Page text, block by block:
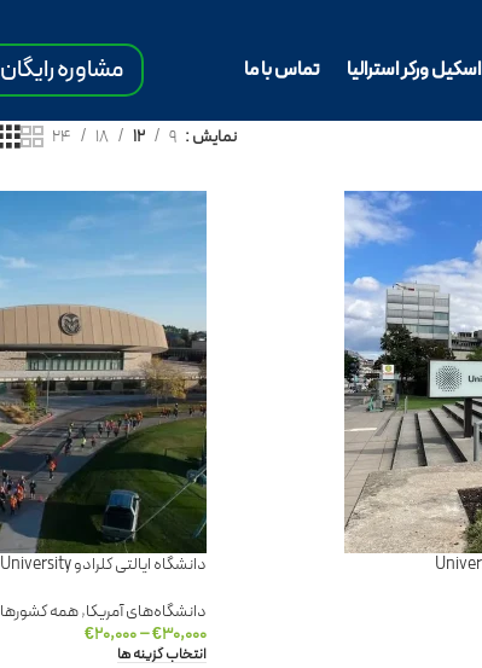
اسکیل ورکر استرالیا تماس با ما مشاوره رایگان
نمایش 9
12
18
24
دانشگاه ایالتی کلرادو Colorado State University
دانشگاه‌های آمریکا,همه کشورها
€۳۰,۰۰۰ –
€۲۰,۰۰۰
انتخاب گزینه ها